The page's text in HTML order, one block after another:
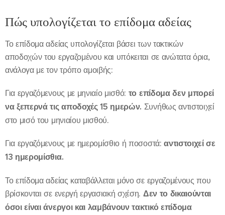
Πώς υπολογίζεται το επίδομα αδείας
Το επίδομα αδείας υπολογίζεται βάσει των τακτικών
αποδοχών του εργαζομένου και υπόκειται σε ανώτατα όρια,
ανάλογα με τον τρόπο αμοιβής:
Για εργαζόμενους με μηνιαίο μισθό: το επίδομα δεν μπορεί
να ξεπερνά τις αποδοχές 15 ημερών. Συνήθως αντιστοιχεί
στο μισό του μηνιαίου μισθού.
Για εργαζόμενους με ημερομίσθιο ή ποσοστά:αντιστοιχεί σε
13 ημερομίσθια.
Το επίδομα αδείας καταβάλλεται μόνο σε εργαζομένους που
βρίσκονται σε ενεργή εργασιακή σχέση. Δεν το δικαιούνται
όσοι είναι άνεργοι και λαμβάνουν τακτικό επίδομα